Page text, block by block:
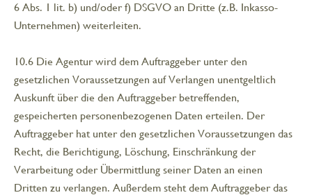
6 Abs. 1 lit. b) und/oder f) DSGVO an Dritte (z.B. Inkasso-
Unternehmen) weiterleiten.
10.6 Die Agentur wird dem Auftraggeber unter den
gesetzlichen Voraussetzungen auf Verlangen unentgeltlich
Auskunft über die den Auftraggeber betreffenden,
gespeicherten personenbezogenen Daten erteilen. Der
Auftraggeber hat unter den gesetzlichen Voraussetzungen das
Recht, die Berichtigung, Löschung, Einschränkung der
Verarbeitung oder Übermittlung seiner Daten an einen
Dritten zu verlangen. Außerdem steht dem Auftraggeber das